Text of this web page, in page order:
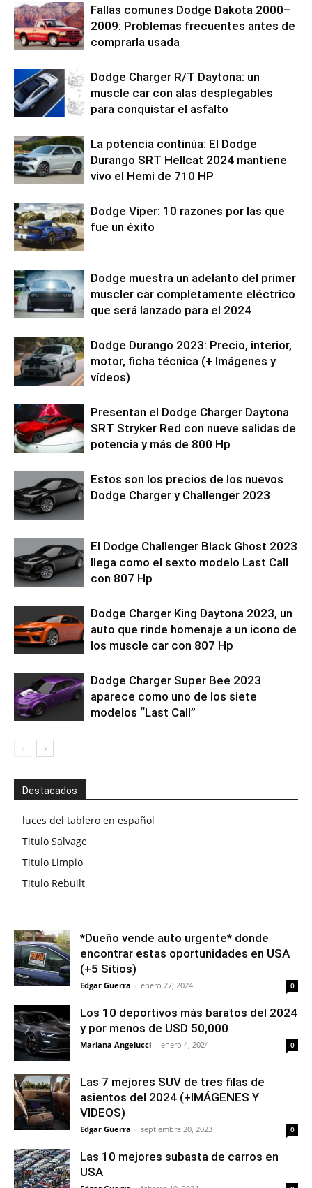
Fallas comunes Dodge Dakota 2000–
2009: Problemas frecuentes antes de
comprarla usada
Dodge Charger R/T Daytona: un
muscle car con alas desplegables
para conquistar el asfalto
La potencia continúa: El Dodge
Durango SRT Hellcat 2024 mantiene
vivo el Hemi de 710 HP
Dodge Viper: 10 razones por las que
fue un éxito
Dodge muestra un adelanto del primer
muscler car completamente eléctrico
que será lanzado para el 2024
Dodge Durango 2023: Precio, interior,
motor, ficha técnica (+ Imágenes y
vídeos)
Presentan el Dodge Charger Daytona
SRT Stryker Red con nueve salidas de
potencia y más de 800 Hp
Estos son los precios de los nuevos
Dodge Charger y Challenger 2023
El Dodge Challenger Black Ghost 2023
llega como el sexto modelo Last Call
con 807 Hp
Dodge Charger King Daytona 2023, un
auto que rinde homenaje a un icono de
los muscle car con 807 Hp
Dodge Charger Super Bee 2023
aparece como uno de los siete
modelos “Last Call”
Destacados
luces del tablero en español
Titulo Salvage
Titulo Limpio
Titulo Rebuilt
*Dueño vende auto urgente* donde
encontrar estas oportunidades en USA
(+5 Sitios)
Edgar Guerra - enero 27, 2024 0
Los 10 deportivos más baratos del 2024
y por menos de USD 50,000
Mariana Angelucci - enero 4, 2024 0
Las 7 mejores SUV de tres filas de
asientos del 2024 (+IMÁGENES Y
VIDEOS)
Edgar Guerra - septiembre 20, 2023 0
Las 10 mejores subasta de carros en
USA